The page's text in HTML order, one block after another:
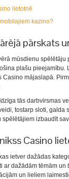
lietotnē
kazino?
pārskats
mūsdienu
plašu
mājaslapā.
tās darbvirsmas
tostarp sloti, galda
izbaudīt
Casino
ietver dažādas
dažādām tēmām
un lieliem